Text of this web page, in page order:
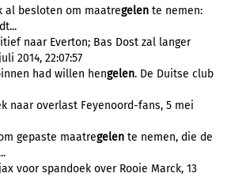
al besloten om maatregelen te nemen:
naar Everton; Bas Dost zal langer
2014, 22:07:57
had willen hengelen. De Duitse club
naar overlast Feyenoord-fans, 5 mei
gepaste maatregelen te nemen, die de
voor spandoek over Rooie Marck, 13